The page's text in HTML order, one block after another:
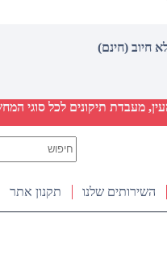
מעבדת תיקונים לכל סוגי
results
השירותים שלנו תקנון אתר